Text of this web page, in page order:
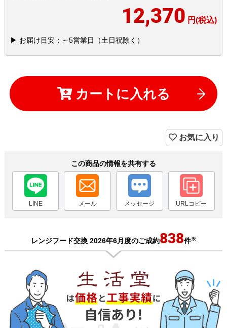
12,370 円(税込)
▶ お届け目安：～5営業日（土日祝除く）
カートに入れる
お気に入り
この商品の情報を共有する
LINE メール メッセージ URLコピー
レンジフード交換 2026年6月度のご成約838件※